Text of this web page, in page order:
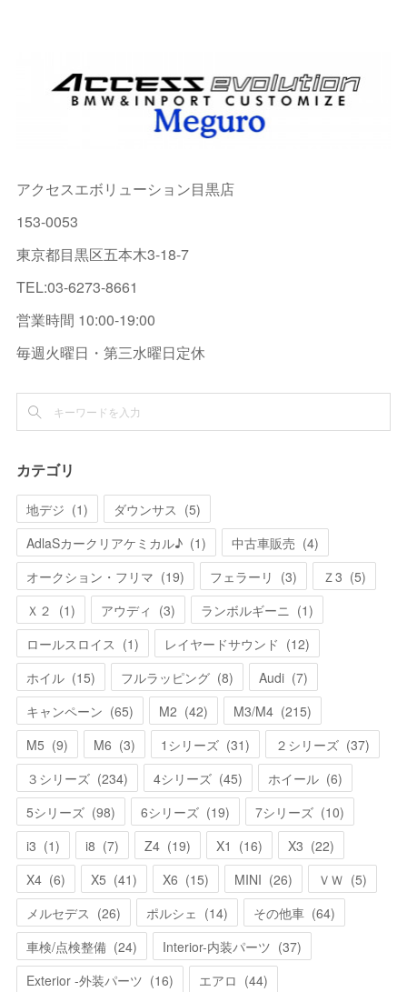
アクセスエボリューション目黒店
153-0053
東京都目黒区五本木3-18-7
TEL:03-6273-8661
営業時間 10:00-19:00
毎週火曜日・第三水曜日定休
カテゴリ
地デジ (1) ダウンサス (5)
AdlaSカークリアケミカル♪ (1) 中古車販売 (4)
オークション・フリマ (19) フェラーリ (3) Ｚ3 (5)
Ｘ２ (1) アウディ (3) ランボルギーニ (1)
ロールスロイス (1) レイヤードサウンド (12)
ホイル (15) フルラッピング (8) Audi (7)
キャンペーン (65) M2 (42) M3/M4 (215)
M5 (9) M6 (3) 1シリーズ (31) ２シリーズ (37)
３シリーズ (234) 4シリーズ (45) ホイール (6)
5シリーズ (98) 6シリーズ (19) 7シリーズ (10)
i3 (1) i8 (7) Z4 (19) X1 (16) X3 (22)
X4 (6) X5 (41) X6 (15) MINI (26) ＶＷ (5)
メルセデス (26) ポルシェ (14) その他車 (64)
車検/点検整備 (24) Interior-内装パーツ (37)
Exterior -外装パーツ (16) エアロ (44)